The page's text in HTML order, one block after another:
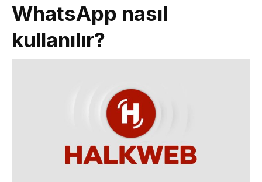
WhatsApp nasıl
kullanılır?